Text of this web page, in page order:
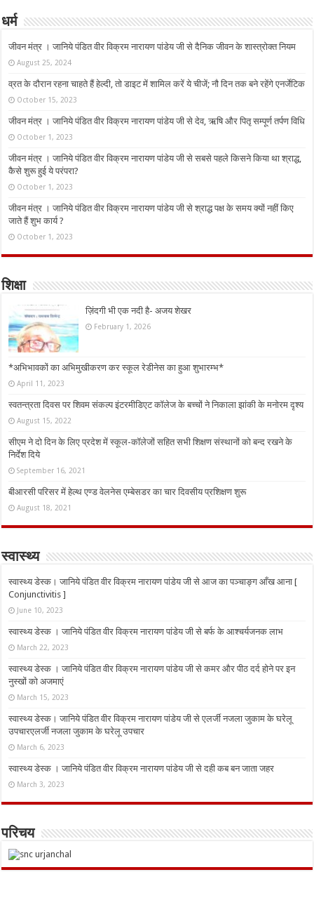
धर्म
जीवन मंत्र । जानिये पंडित वीर विक्रम नारायण पांडेय जी से दैनिक जीवन के शास्त्रोक्त नियम
August 25, 2024
व्रत के दौरान रहना चाहते हैं हेल्दी, तो डाइट में शामिल करें ये चीजें; नौ दिन तक बने रहेंगे एनर्जेटिक
October 15, 2023
जीवन मंत्र । जानिये पंडित वीर विक्रम नारायण पांडेय जी से देव, ऋषि और पितृ सम्पूर्ण तर्पण विधि
October 1, 2023
जीवन मंत्र । जानिये पंडित वीर विक्रम नारायण पांडेय जी से सबसे पहले किसने किया था श्राद्ध,
कैसे शुरू हुई ये परंपरा?
October 1, 2023
जीवन मंत्र । जानिये पंडित वीर विक्रम नारायण पांडेय जी से श्राद्ध पक्ष के समय क्यों नहीं किए
जाते हैं शुभ कार्य ?
October 1, 2023
शिक्षा
ज़िंदगी भी एक नदी है- अजय शेखर
February 1, 2026
*अभिभावकों का अभिमुखीकरण कर स्कूल रेडीनेस का हुआ शुभारम्भ*
April 11, 2023
स्वतन्त्रता दिवस पर शिवम संकल्प इंटरमीडिएट कॉलेज के बच्चों ने निकाला झांकी के मनोरम दृश्य
August 15, 2022
सीएम ने दो दिन के लिए प्रदेश में स्कूल-कॉलेजों सहित सभी शिक्षण संस्थानों को बन्द रखने के
निर्देश दिये
September 16, 2021
बीआरसी परिसर में हेल्थ एण्ड वेलनेस एम्बेसडर का चार दिवसीय प्रशिक्षण शुरू
August 18, 2021
स्वास्थ्य
स्वास्थ्य डेस्क। जानिये पंडित वीर विक्रम नारायण पांडेय जी से आज का पञ्चाङ्ग आँख आना [
Conjunctivitis ]
June 10, 2023
स्वास्थ्य डेस्क । जानिये पंडित वीर विक्रम नारायण पांडेय जी से बर्फ के आश्चर्यजनक लाभ
March 22, 2023
स्वास्थ्य डेस्क । जानिये पंडित वीर विक्रम नारायण पांडेय जी से कमर और पीठ दर्द होने पर इन
नुस्‍खों को अजमाएं
March 15, 2023
स्वास्थ्य डेस्क। जानिये पंडित वीर विक्रम नारायण पांडेय जी से एलर्जी नजला जुकाम के घरेलू
उपचारएलर्जी नजला जुकाम के घरेलू उपचार
March 6, 2023
स्वास्थ्य डेस्क । जानिये पंडित वीर विक्रम नारायण पांडेय जी से दही कब बन जाता जहर
March 3, 2023
परिचय